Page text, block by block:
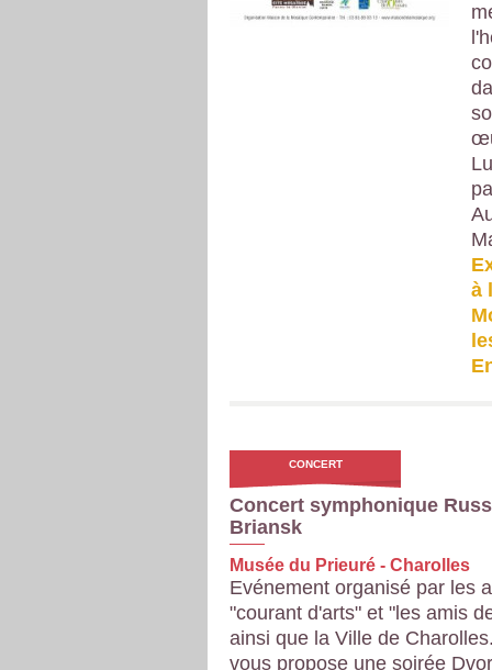
à
CONCERT
Concert symphonique
Briansk
Musée du Prieuré - Charolles
Evénement organisé par les
"courant d'arts" et "les amis
ainsi que la Ville de
vous propose une soirée